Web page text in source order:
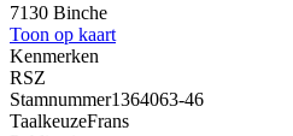
7130 Binche
Toon op kaart
Kenmerken
RSZ
Stamnummer1364063-46
TaalkeuzeFrans